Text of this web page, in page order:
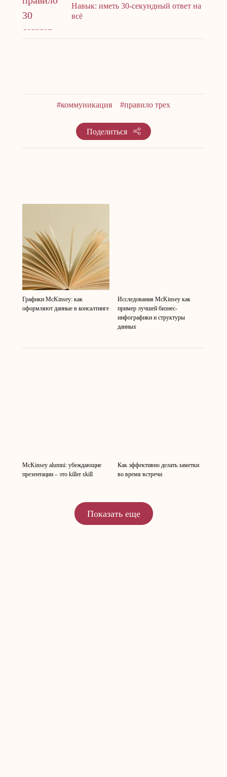
Навык: иметь 30-секундный ответ на
всё
#коммуникация #правило трех
Поделиться
Графики McKinsey: как
оформляют данные в консалтинге
Исследования McKinsey как
пример лучшей бизнес-
инфографики и структуры
данных
McKinsey alumni: убеждающие
презентации – это killer skill
Как эффективно делать заметки
во время встречи
Показать еще